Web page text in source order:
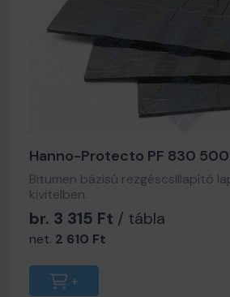
Hanno-Protecto PF 830
Bitumen bázisú rezgéscsillapító
kivitelben.
br. 3 315 Ft / tábla
net. 2 610 Ft